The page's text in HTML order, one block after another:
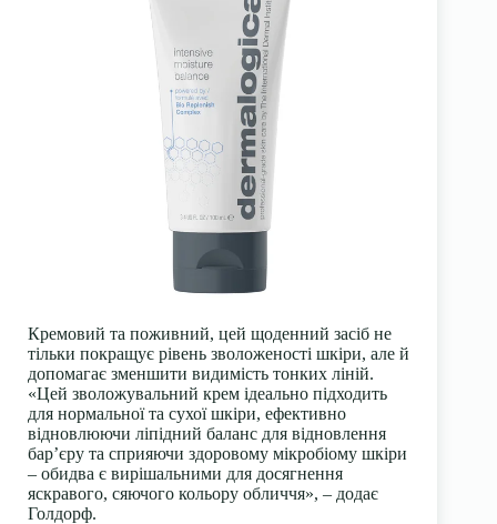
Кремовий та поживний, цей щоденний засіб не
тільки покращує рівень зволоженості шкіри, але й
допомагає зменшити видимість тонких ліній.
«Цей зволожувальний крем ідеально підходить
для нормальної та сухої шкіри, ефективно
відновлюючи ліпідний баланс для відновлення
бар’єру та сприяючи здоровому мікробіому шкіри
– обидва є вирішальними для досягнення
яскравого, сяючого кольору обличчя», – додає
Голдорф.